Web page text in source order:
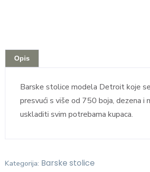
Opis
Barske stolice modela Detroit koje
presvući s više od 750 boja, dezena i
uskladiti svim potrebama kupaca.
Kategorija: Barske stolice